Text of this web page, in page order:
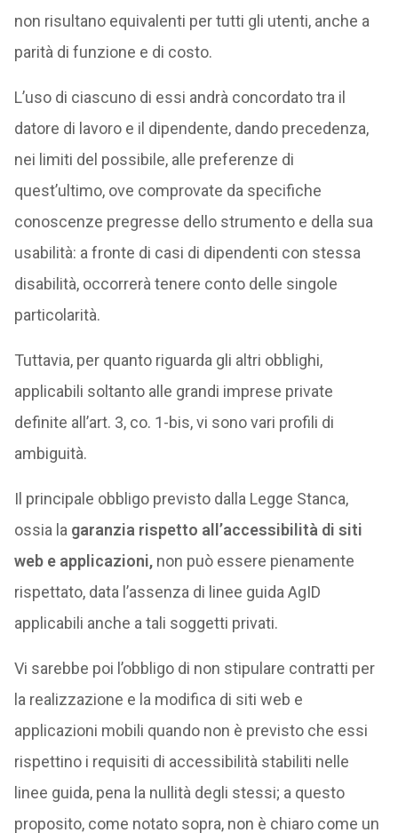
non risultano equivalenti per tutti gli utenti, anche a
parità di funzione e di costo.
L’uso di ciascuno di essi andrà concordato tra il
datore di lavoro e il dipendente, dando precedenza,
nei limiti del possibile, alle preferenze di
quest’ultimo, ove comprovate da specifiche
conoscenze pregresse dello strumento e della sua
usabilità: a fronte di casi di dipendenti con stessa
disabilità, occorrerà tenere conto delle singole
particolarità.
Tuttavia, per quanto riguarda gli altri obblighi,
applicabili soltanto alle grandi imprese private
definite all’art. 3, co. 1-bis, vi sono vari profili di
ambiguità.
Il principale obbligo previsto dalla Legge Stanca,
ossia la garanzia rispetto all’accessibilità di siti
web e applicazioni,non può essere pienamente
rispettato, data l’assenza di linee guida AgID
applicabili anche a tali soggetti privati.
Vi sarebbe poi l’obbligo di non stipulare contratti per
la realizzazione e la modifica di siti web e
applicazioni mobili quando non è previsto che essi
rispettino i requisiti di accessibilità stabiliti nelle
linee guida, pena la nullità degli stessi; a questo
proposito, come notato sopra, non è chiaro come un